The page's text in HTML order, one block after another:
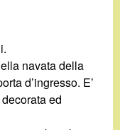
navata della
d’ingresso. E’
ed